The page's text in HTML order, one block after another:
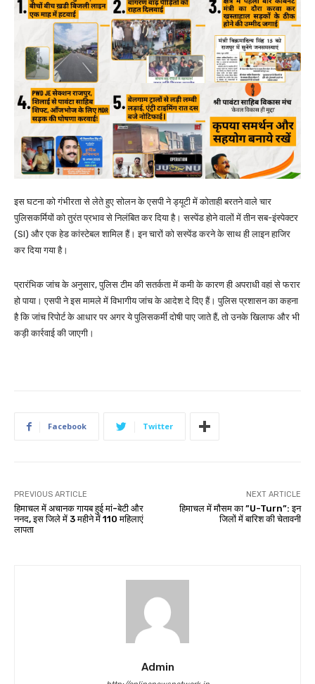
इस घटना को गंभीरता से लेते हुए सोलन के एसपी ने ड्यूटी में कोताही बरतने वाले चार
पुलिसकर्मियों को तुरंत प्रभाव से निलंबित कर दिया है। सस्पेंड होने वालों में तीन सब-इंस्पेक्टर
(SI) और एक हेड कांस्टेबल शामिल हैं। इन चारों को सस्पेंड करने के साथ ही लाइन हाजिर
कर दिया गया है।
प्रारंभिक जांच के अनुसार, पुलिस टीम की सतर्कता में कमी के कारण ही अपराधी वहां से फरार
हो पाया। एसपी ने इस मामले में विभागीय जांच के आदेश दे दिए हैं। पुलिस प्रशासन का कहना
है कि जांच रिपोर्ट के आधार पर अगर ये पुलिसकर्मी दोषी पाए जाते हैं, तो उनके खिलाफ और भी
कड़ी कार्रवाई की जाएगी।
Facebook Twitter
PREVIOUS ARTICLE
हिमाचल में अचानक गायब हुई मां-बेटी और
ननद, इस जिले में 3 महीने में 110 महिलाएं
लापता
NEXT ARTICLE
हिमाचल में मौसम का ”U-Turn”: इन
जिलों में बारिश की चेतावनी
Admin